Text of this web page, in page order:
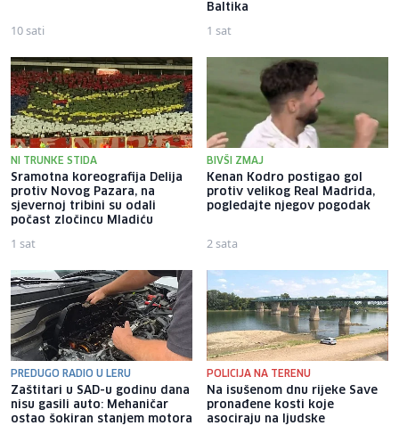
10 sati
Baltika
1 sat
NI TRUNKE STIDA
Sramotna koreografija Delija
protiv Novog Pazara, na
sjevernoj tribini su odali
počast zločincu Mladiću
1 sat
BIVŠI ZMAJ
Kenan Kodro postigao gol
protiv velikog Real Madrida,
pogledajte njegov pogodak
2 sata
PREDUGO RADIO U LERU
Zaštitari u SAD-u godinu dana
nisu gasili auto: Mehaničar
ostao šokiran stanjem motora
POLICIJA NA TERENU
Na isušenom dnu rijeke Save
pronađene kosti koje
asociraju na ljudske